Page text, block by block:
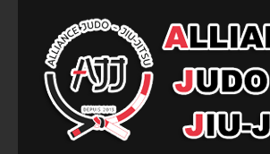
content